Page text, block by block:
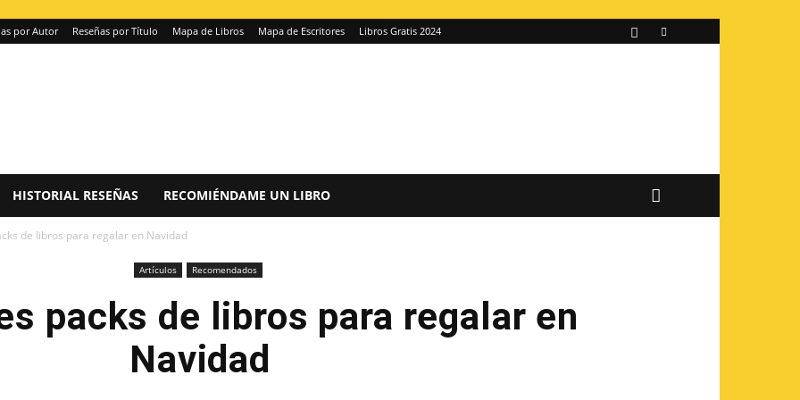
por Autor Reseñas por Título Mapa de Libros Mapa de Escritores Libros Gratis 2024
HISTORIAL RESEÑAS RECOMIÉNDAME UN LIBRO
de libros para regalar en Navidad
Artículos Recomendados
packs de libros para regalar en
Navidad